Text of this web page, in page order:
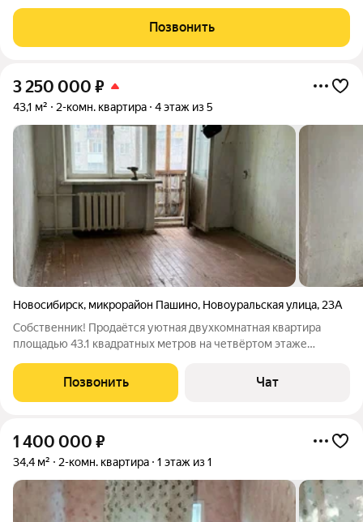
жильё в хорошем районе по приемлемой цене. Уютная, чистая
квартира на правом берегу!!!!
Позвонить
3 250 000 ₽
43,1 м² 2-комн. квартира 4 этаж из 5
Новосибирск, микрорайон Пашино, Новоуральская улица, 23А
Собственник! Продаётся уютная двухкомнатная квартира
площадью 43.1 квадратных метров на четвёртом этаже
город Новосибирск, микрорайон Пашино, улица
Новоуральская, дом 23а. Жилая площадь
Позвонить Чат
1 400 000 ₽
34,4 м² 2-комн. квартира 1 этаж из 1